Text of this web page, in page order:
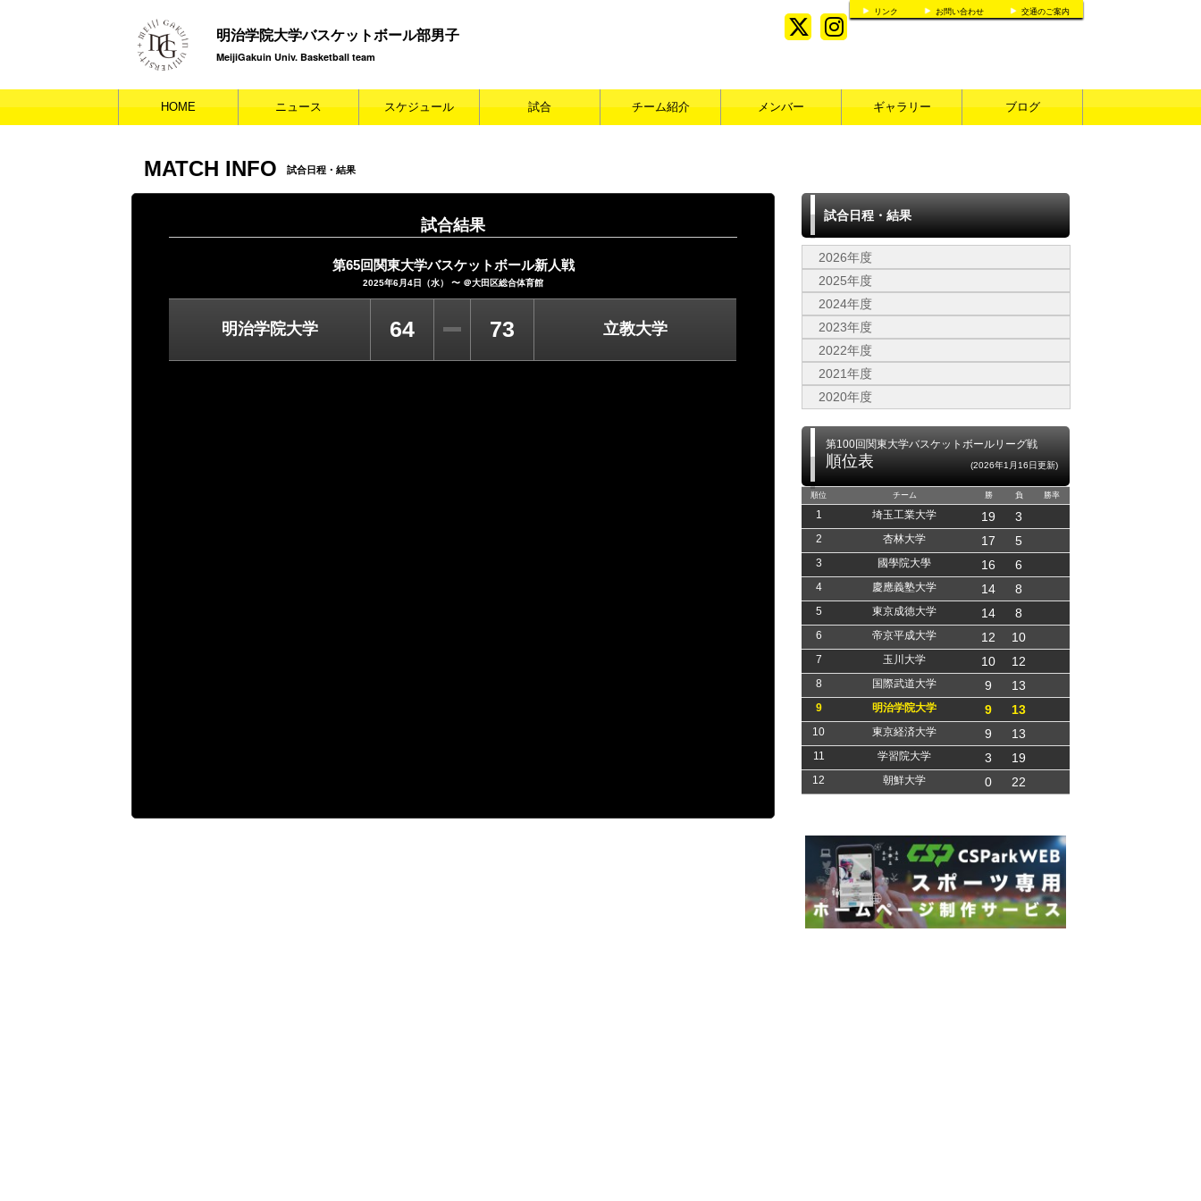
リンク お問い合わせ 交通のご案内
明治学院大学バスケットボール部男子
MeijiGakuin Univ. Basketball team
HOME ニュース スケジュール 試合 チーム紹介 メンバー ギャラリー ブログ
MATCH INFO 試合日程・結果
試合結果
第65回関東大学バスケットボール新人戦
2025年6月4日（水） 〜 ＠大田区総合体育館
明治学院大学 64 73 立教大学
試合日程・結果
2026年度
2025年度
2024年度
2023年度
2022年度
2021年度
2020年度
第100回関東大学バスケットボールリーグ戦
順位表 (2026年1月16日更新)
順位 チーム 勝 負 勝率
1 埼玉工業大学 19 3
2 杏林大学 17 5
3 國學院大學 16 6
4 慶應義塾大学 14 8
5 東京成徳大学 14 8
6 帝京平成大学 12 10
7 玉川大学 10 12
8 国際武道大学 9 13
9 明治学院大学 9 13
10 東京経済大学 9 13
11 学習院大学 3 19
12 朝鮮大学 0 22